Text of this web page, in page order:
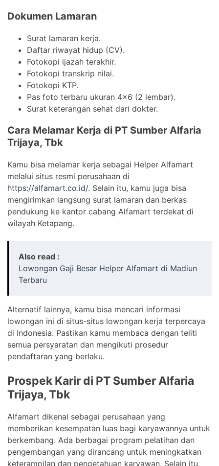
Dokumen Lamaran
Surat lamaran kerja.
Daftar riwayat hidup (CV).
Fotokopi ijazah terakhir.
Fotokopi transkrip nilai.
Fotokopi KTP.
Pas foto terbaru ukuran 4×6 (2 lembar).
Surat keterangan sehat dari dokter.
Cara Melamar Kerja di PT Sumber Alfaria
Trijaya, Tbk
Kamu bisa melamar kerja sebagai Helper Alfamart
melalui situs resmi perusahaan di
https://alfamart.co.id/. Selain itu, kamu juga bisa
mengirimkan langsung surat lamaran dan berkas
pendukung ke kantor cabang Alfamart terdekat di
wilayah Ketapang.
Also read :
Lowongan Gaji Besar Helper Alfamart di Madiun
Terbaru
Alternatif lainnya, kamu bisa mencari informasi
lowongan ini di situs-situs lowongan kerja terpercaya
di Indonesia. Pastikan kamu membaca dengan teliti
semua persyaratan dan mengikuti prosedur
pendaftaran yang berlaku.
Prospek Karir di PT Sumber Alfaria
Trijaya, Tbk
Alfamart dikenal sebagai perusahaan yang
memberikan kesempatan luas bagi karyawannya untuk
berkembang. Ada berbagai program pelatihan dan
pengembangan yang dirancang untuk meningkatkan
keterampilan dan pengetahuan karyawan. Selain itu,